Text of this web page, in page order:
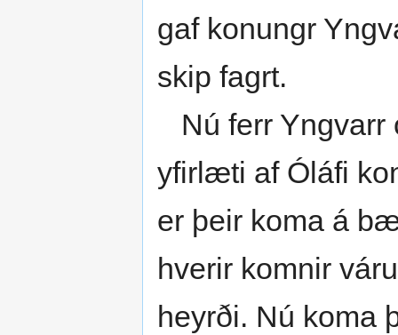
gaf konungr
skip fagrt.
Nú ferr Yngvarr
yfirlæti af Óláfi
er þeir koma á
hverir komnir
heyrði. Nú koma